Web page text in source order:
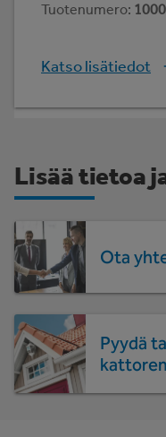
Tuotenumero:
Katso lisätiedot
Lisää tietoa
Ota
Pyydä